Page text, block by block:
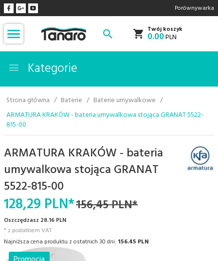
Porównywarka
Twój koszyk
0.00PLN
Kategorie
Strona główna Baterie
Baterie umywalkowe
ARMATURA KRAKÓW - bateria umywalkowa stojąca GRANAT 5522-
815-00
ARMATURA KRAKÓW - bateria
umywalkowa stojąca GRANAT
5522-815-00
128,29 PLN*156,45 PLN*
Oszczędzasz 28.16 PLN
* z podatkiem VAT
Najniższa cena produktu z ostatnich 30 dni: 156.45 PLN